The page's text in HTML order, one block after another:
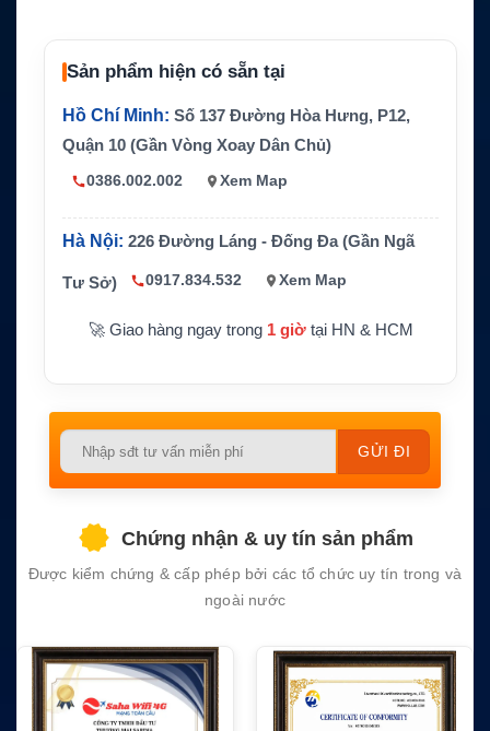
Hoạt động tối thiểu 24 giờ, lưu trữ 5 n
Độ bền IP68, chống nước
Ứng dụng
Cứu hộ hàng hải, MOB, an toàn cá nh
Sản phẩm hiện có sẵn tại
Hồ Chí Minh: Số 137 Đường Hòa Hưng, P12,
Quận 10 (Gần Vòng Xoay Dân Chủ)
0386.002.002 Xem Map
Hà Nội: 226 Đường Láng - Đống Đa (Gần Ngã
Tư Sở) 0917.834.532 Xem Map
🚀 Giao hàng ngay trong 1 giờtại HN & HCM
Please
empty.
Chứng nhận & uy tín sản phẩm
Được kiểm chứng & cấp phép bởi các tổ chức uy tín trong và
ngoài nước